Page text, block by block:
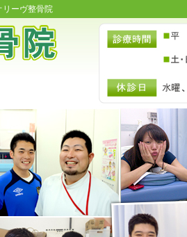
リーヴ整骨院